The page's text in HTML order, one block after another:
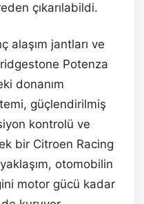
çıkarılabildi.
alaşım jantları ve
Potenza
donanım
güçlendirilmiş
kontrolü ve
bir Citroen Racing
otomobilin
motor gücü kadar